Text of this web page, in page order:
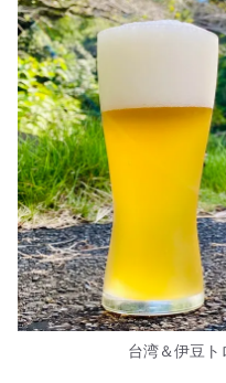
台湾＆伊豆ト